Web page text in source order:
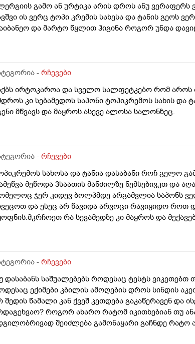
გამო ან ურტიკა არის დროს ანუ ვერაფერს
ის ვერც ტოპი კრემის სახესა და ტანის გეოს
და მარტო წყლით ჰიგინა როგორ უნდა
- რჩევები
ირტოკაროა და სველო სალფეტკებო რომ აროს
კი სებამედოს საპონი ტოპიკრემოს სახის და
მწვავს და მაყროს.ასევე ალოსა სალონზეც.
- რჩევები
სახოსა და ტანია დასაბანი როჩ გელო
მეწოდა 3საათის მანძილზე ნემსებივკთ და
ჯერ კიდევ ბოლპმდე არგამვლია საპონს
და ესეც არ წავიდა არვოცი რავიყიდო როთ
რა სევამედზე კი მაყროს და
- რჩევები
დასაბანს საშუალებებს როდესაც ტესტს ვიკეთებთ
ექიმები კბილის ამოღების დროს სინდის
შედის წამალი კან ქვეშ კეთდება გაკაწერავენ და
როგორ ახარო რატომ იკითხებიან თუ
შეიძლება გამონაყარი გაჩნდე რატო